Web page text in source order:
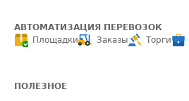
АВТОМАТИЗАЦИЯ ПЕРЕВОЗОК
Площадки
Заказы Торги
ПОЛЕЗНОЕ